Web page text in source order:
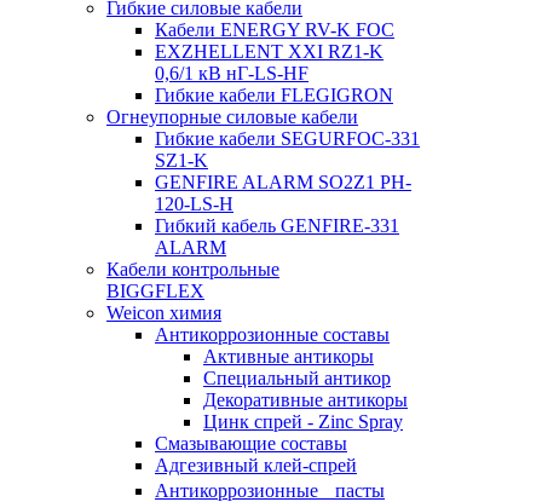
Гибкие силовые кабели
Кабели ENERGY RV-K FOC
EXZHELLENT XXI RZ1-K
0,6/1 кВ нГ-LS-HF
Гибкие кабели FLEGIGRON
Огнеупорные силовые кабели
Гибкие кабели SEGURFOC-331
SZ1-K
GENFIRE ALARM SO2Z1 PH-
120-LS-H
Гибкий кабель GENFIRE-331
ALARM
Кабели контрольные
BIGGFLEX
Weicon химия
Антикоррозионные составы
Активные антикоры
Специальный антикор
Декоративные антикоры
Цинк спрей - Zinc Spray
Смазывающие составы
Адгезивный клей-спрей
Антикоррозионные пасты